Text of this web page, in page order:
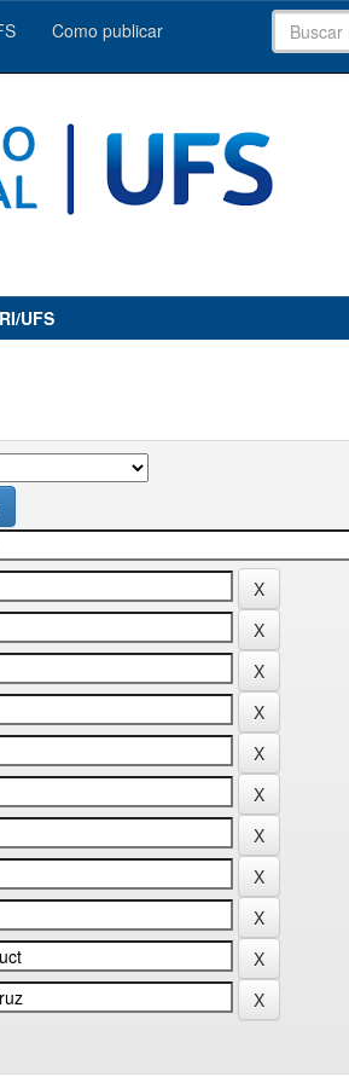
Como publicar
UFS